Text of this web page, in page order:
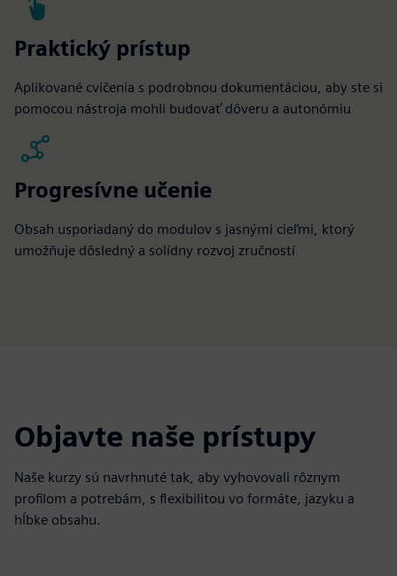
Praktický prístup
Aplikované cvičenia s podrobnou dokumentáciou, aby ste si
pomocou nástroja mohli budovať dôveru a autonómiu
Progresívne učenie
Obsah usporiadaný do modulov s jasnými cieľmi, ktorý
umožňuje dôsledný a solídny rozvoj zručností
Objavte naše prístupy
Naše kurzy sú navrhnuté tak, aby vyhovovali rôznym
profilom a potrebám, s flexibilitou vo formáte, jazyku a
hĺbke obsahu.